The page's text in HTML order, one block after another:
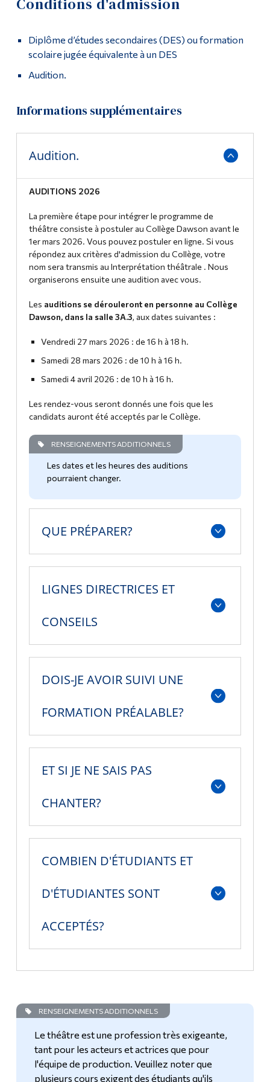
Conditions d'admission
Comment présenter une demande
Contact
Témoignages
Poursuivre la lecture
Billetterie
À l’affiche
Historique du théâtre de Dawson
Diplôme d’études secondaires (DES) ou formation
scolaire jugée équivalente à un DES
Audition.
Informations supplémentaires
Audition.
AUDITIONS 2026
La première étape pour intégrer le programme de
théâtre consiste à postuler au Collège Dawson avant le
1er mars 2026. Vous pouvez postuler en ligne. Si vous
répondez aux critères d'admission du Collège, votre
nom sera transmis au Interprétation théâtrale . Nous
organiserons ensuite une audition avec vous.
Les auditions se dérouleront en personne au Collège
Dawson, dans la salle 3A.3, aux dates suivantes :
Vendredi 27 mars 2026 : de 16 h à 18 h.
Samedi 28 mars 2026 : de 10 h à 16 h.
Samedi 4 avril 2026 : de 10 h à 16 h.
Les rendez-vous seront donnés une fois que les
candidats auront été acceptés par le Collège.
RENSEIGNEMENTS ADDITIONNELS
Les dates et les heures des auditions
pourraient changer.
QUE PRÉPARER?
LIGNES DIRECTRICES ET
CONSEILS
DOIS-JE AVOIR SUIVI UNE
FORMATION PRÉALABLE?
ET SI JE NE SAIS PAS
CHANTER?
COMBIEN D'ÉTUDIANTS ET
D'ÉTUDIANTES SONT
ACCEPTÉS?
RENSEIGNEMENTS ADDITIONNELS
Le théâtre est une profession très exigeante,
tant pour les acteurs et actrices que pour
l'équipe de production. Veuillez noter que
plusieurs cours exigent des étudiants qu'ils
Liens
Formation continue
Futurs étudiants
Étudiants actuels
Corps enseignant et
personnel administratif